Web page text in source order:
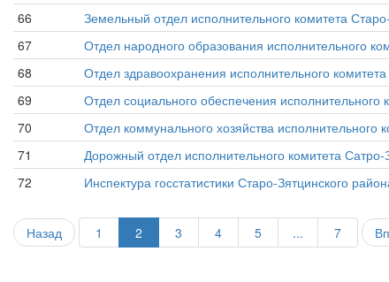
66
Земельный отдел исполнительного комитета
67
Отдел народного образования исполнительного
68
Отдел здравоохранения исполнительного
69
Отдел социального обеспечения
70
Отдел коммунального хозяйства
71
Дорожный отдел исполнительного комитета
72
Инспектура госстатистики Старо-Зятцинского
Назад 1 2 3 4 5 ... 7